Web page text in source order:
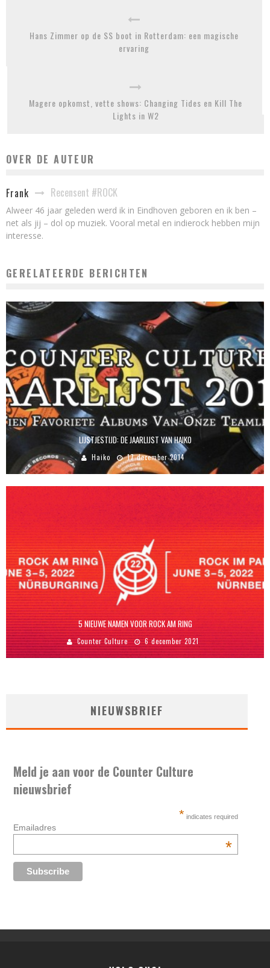
Hans Zimmer op de SS boot in Rotterdam: een magische
ervaring
Magere opkomst, vette shows: Changing Tides en Kill The
Lights in W2
OVER DE AUTEUR
Frank Recensent #ROCK
Alweer 46 jaar geleden werd ik in Eindhoven geboren en ik ben –
net als jij – dol op muziek. Vooral metal en indierock hebben mijn
interesse.
GERELATEERDE BERICHTEN
LIJSTJESTIJD: DE JAARLIJST VAN HAIKO
Haiko 17 december 2014
5 NIEUWE NAMEN VOOR ROCK AM RING
Counter Culture 6 december 2021
NIEUWSBRIEF
Meld je aan voor de Counter Culture
nieuwsbrief
* indicates required
Emailadres
*